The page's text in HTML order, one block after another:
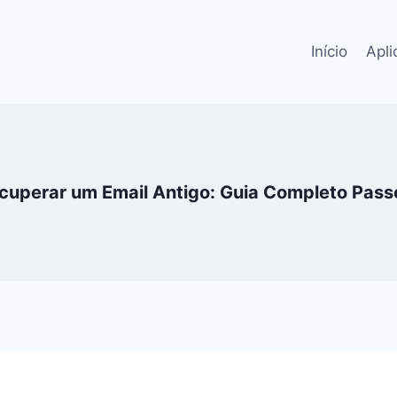
Início
um Email Antigo: Guia Completo